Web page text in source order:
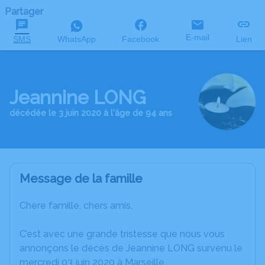
Partager
SMS WhatsApp Facebook E-mail Lien
Jeannine LONG
décédée le 3 juin 2020 à l'âge de 94 ans
Message de la famille
Chère famille, chers amis,
C’est avec une grande tristesse que nous vous
annonçons le décès de Jeannine LONG survenu le
mercredi 03 juin 2020 à Marseille.